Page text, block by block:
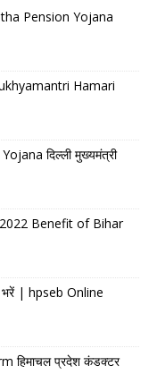
Pension Yojana
Hamari
दिल्ली मुख्यमंत्री
2022 Benefit of Bihar
भरें | hpseb Online
हिमाचल प्रदेश कंडक्टर